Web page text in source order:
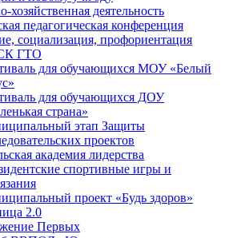
хозяйственная деятельность
педагогическая конференция
социализация, профориентация
ГТО
для обучающихся МОУ «Белый
для обучающихся ДОУ
страна»
этап Защиты
проектов
академия лидерства
спортивные игры и
проект «Будь здоров»
2.0
Первых